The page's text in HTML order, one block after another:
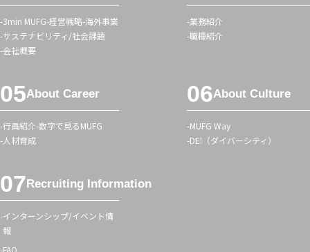
ュ
ー3min MUFG 経営戦略 海外事業
サステナビリティ/社会課題
会社概要
業務紹介
職種紹介
About Career
行員紹介 数字で見るMUFG
人材育成
About Culture
MUFG Way
DEI（ダイバーシティ）
Recruiting Information
インターンシップ/イベント情
報